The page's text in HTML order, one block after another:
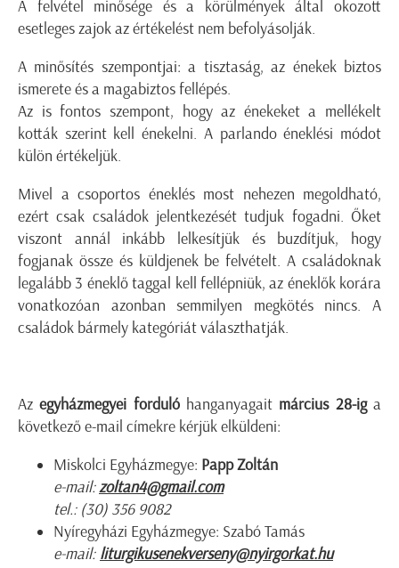
A felvétel minősége és a körülmények által okozott
esetleges zajok az értékelést nem befolyásolják.
A minősítés szempontjai: a tisztaság, az énekek biztos
ismerete és a magabiztos fellépés.
Az is fontos szempont, hogy az énekeket a mellékelt
kották szerint kell énekelni. A parlando éneklési módot
külön értékeljük.
Mivel a csoportos éneklés most nehezen megoldható,
ezért csak családok jelentkezését tudjuk fogadni. Őket
viszont annál inkább lelkesítjük és buzdítjuk, hogy
fogjanak össze és küldjenek be felvételt. A családoknak
legalább 3 éneklő taggal kell fellépniük, az éneklők korára
vonatkozóan azonban semmilyen megkötés nincs. A
családok bármely kategóriát választhatják.
Azegyházmegyei fordulóhanganyagait március 28-iga
következő e-mail címekre kérjük elküldeni:
Miskolci Egyházmegye: Papp Zoltán
e-mail:zoltan4@gmail.com
tel.: (30) 356 9082
Nyíregyházi Egyházmegye: Szabó Tamás
e-mail: liturgikusenekverseny@nyirgorkat.hu